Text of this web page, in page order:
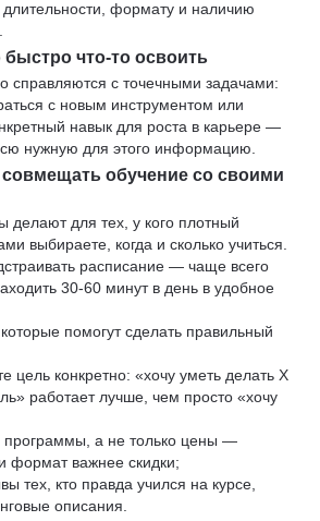
формату и наличию
что-то освоить
справляются с точечными задачами:
с новым инструментом или
навык для роста в карьере —
нужную для этого информацию.
обучение со своими
делают для тех, у кого плотный
выбираете, когда и сколько учиться.
расписание — чаще всего
30-60 минут в день в удобное
помогут сделать правильный
цель конкретно: «хочу уметь делать X
работает лучше, чем просто «хочу
программы, а не только цены —
формат важнее скидки;
тех, кто правда учился на курсе,
описания.